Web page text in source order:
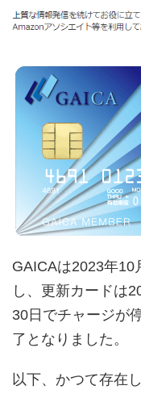
GAICAは2023年10
し、更新カードは
30日でチャージが
了となりました。
以下、かつて存在